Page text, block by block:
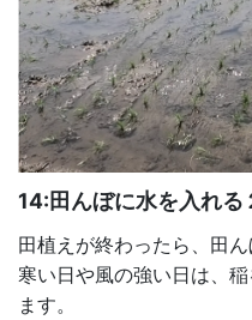
14:田んぼに水を入れる
田植えが終わったら、田ん
寒い日や風の強い日は、
ます。